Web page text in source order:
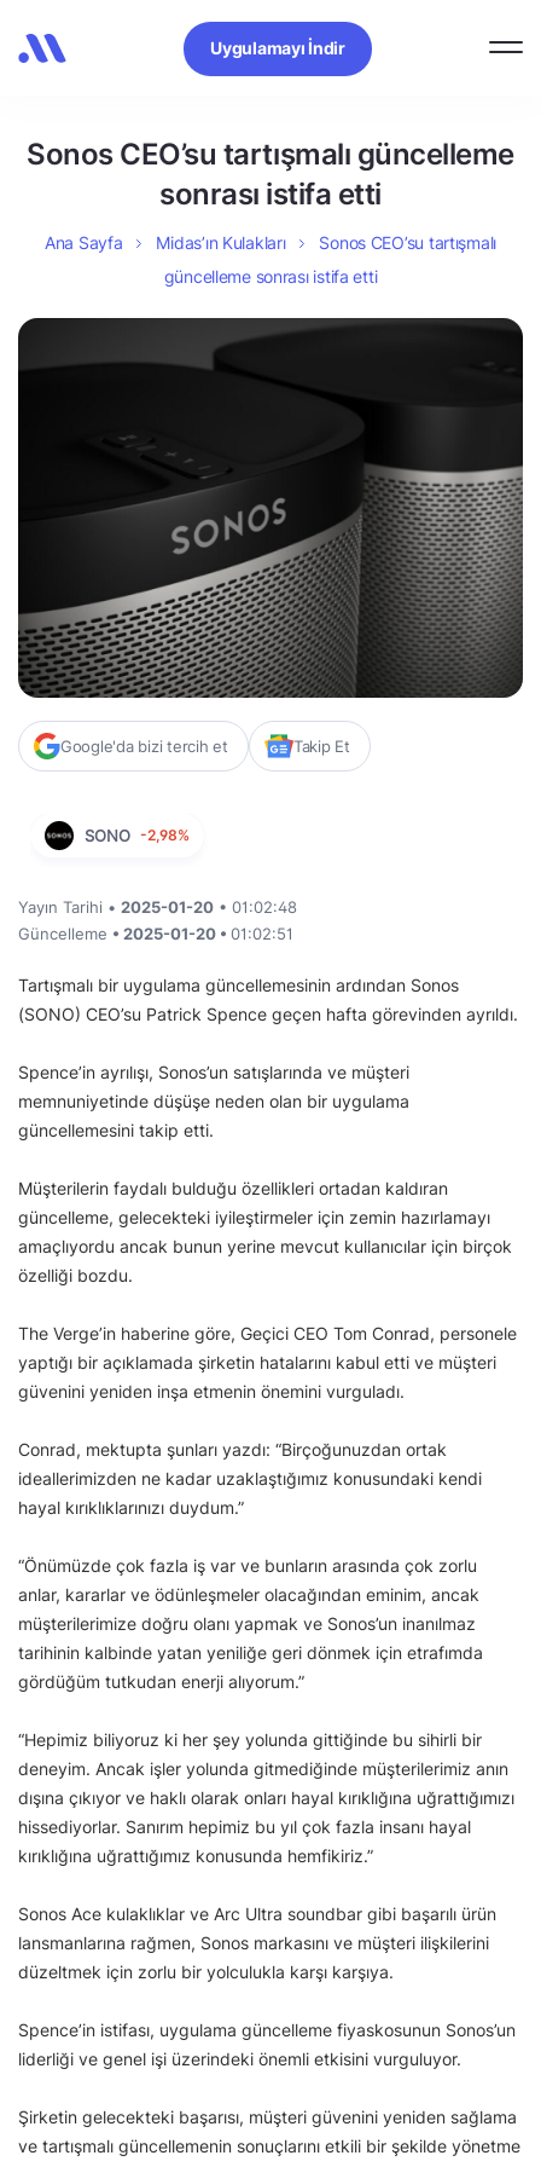
Uygulamayı İndir
Sonos CEO’su tartışmalı güncelleme
sonrası istifa etti
Ana Sayfa Midas’ın Kulakları
Sonos CEO’su tartışmalı
güncelleme sonrası istifa etti
Google'da bizi tercih et Takip Et
SONO -2,98%
Yayın Tarihi • 2025-01-20 • 01:02:48
Güncelleme • 2025-01-20 • 01:02:51
Tartışmalı bir uygulama güncellemesinin ardından Sonos
(SONO) CEO’su Patrick Spence geçen hafta görevinden ayrıldı.
Spence’in ayrılışı, Sonos’un satışlarında ve müşteri
memnuniyetinde düşüşe neden olan bir uygulama
güncellemesini takip etti.
Müşterilerin faydalı bulduğu özellikleri ortadan kaldıran
güncelleme, gelecekteki iyileştirmeler için zemin hazırlamayı
amaçlıyordu ancak bunun yerine mevcut kullanıcılar için birçok
özelliği bozdu.
The Verge’in haberine göre, Geçici CEO Tom Conrad, personele
yaptığı bir açıklamada şirketin hatalarını kabul etti ve müşteri
güvenini yeniden inşa etmenin önemini vurguladı.
Conrad, mektupta şunları yazdı: “Birçoğunuzdan ortak
ideallerimizden ne kadar uzaklaştığımız konusundaki kendi
hayal kırıklıklarınızı duydum.”
“Önümüzde çok fazla iş var ve bunların arasında çok zorlu
anlar, kararlar ve ödünleşmeler olacağından eminim, ancak
müşterilerimize doğru olanı yapmak ve Sonos’un inanılmaz
tarihinin kalbinde yatan yeniliğe geri dönmek için etrafımda
gördüğüm tutkudan enerji alıyorum.”
“Hepimiz biliyoruz ki her şey yolunda gittiğinde bu sihirli bir
deneyim. Ancak işler yolunda gitmediğinde müşterilerimiz anın
dışına çıkıyor ve haklı olarak onları hayal kırıklığına uğrattığımızı
hissediyorlar. Sanırım hepimiz bu yıl çok fazla insanı hayal
kırıklığına uğrattığımız konusunda hemfikiriz.”
Sonos Ace kulaklıklar ve Arc Ultra soundbar gibi başarılı ürün
lansmanlarına rağmen, Sonos markasını ve müşteri ilişkilerini
düzeltmek için zorlu bir yolculukla karşı karşıya.
Spence’in istifası, uygulama güncelleme fiyaskosunun Sonos’un
liderliği ve genel işi üzerindeki önemli etkisini vurguluyor.
Şirketin gelecekteki başarısı, müşteri güvenini yeniden sağlama
ve tartışmalı güncellemenin sonuçlarını etkili bir şekilde yönetme